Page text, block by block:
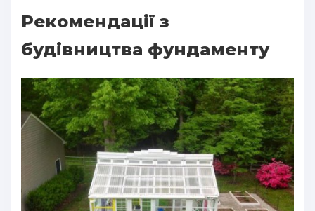
Рекомендації з
будівництва фундаменту